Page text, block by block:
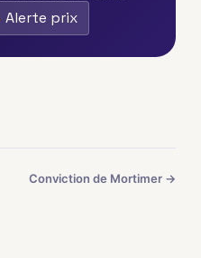
Alerte prix
Conviction de Mortimer →